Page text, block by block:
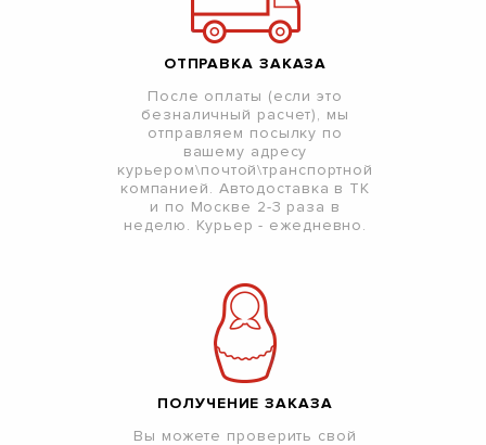
ОТПРАВКА ЗАКАЗА
После оплаты (если это
безналичный расчет), мы
отправляем посылку по
вашему адресу
курьером\почтой\транспортной
компанией. Автодоставка в ТК
и по Москве 2-3 раза в
неделю. Курьер - ежедневно.
ПОЛУЧЕНИЕ ЗАКАЗА
Вы можете проверить свой